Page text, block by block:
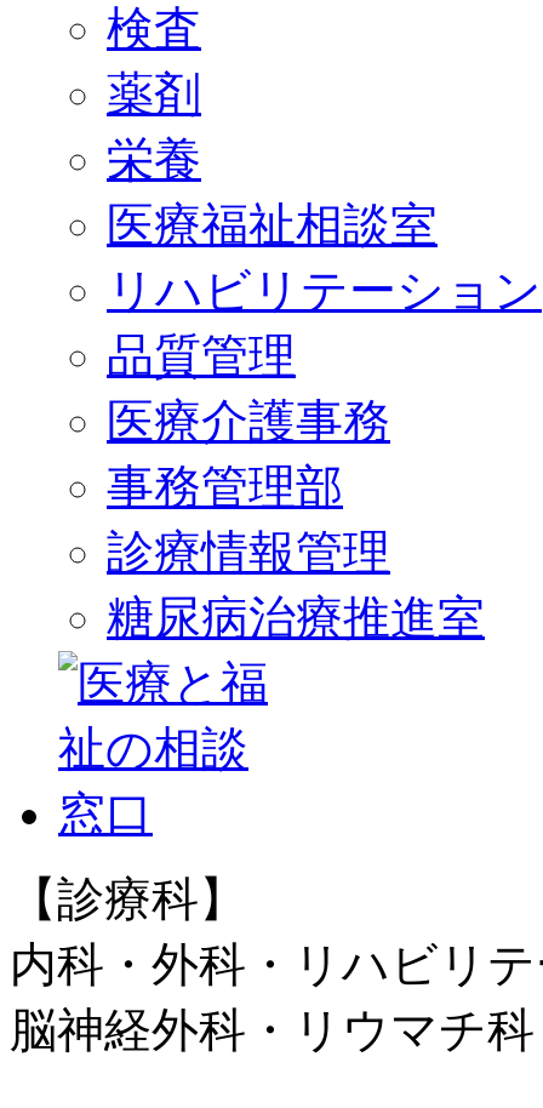
検査
薬剤
栄養
医療福祉相談室
リハビリテーション
品質管理
医療介護事務
事務管理部
診療情報管理
糖尿病治療推進室
【診療科】
内科・外科・リハビリ
脳神経外科・リウマチ